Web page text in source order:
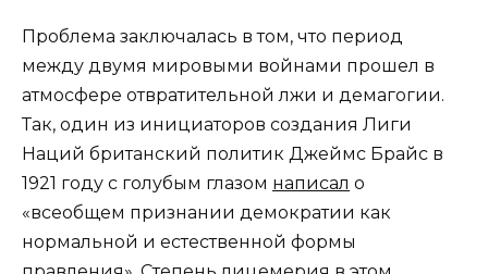
Проблема заключалась в том, что период
между двумя мировыми войнами прошел в
атмосфере отвратительной лжи и демагогии.
Так, один из инициаторов создания Лиги
Наций британский политик Джеймс Брайс в
1921 году с голубым глазом написал о
«всеобщем признании демократии как
нормальной и естественной формы